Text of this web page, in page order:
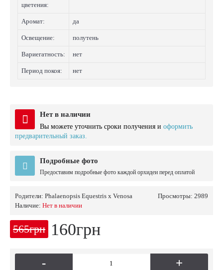
цветения:
Аромат: да
Освещение: полутень
Вариегатность: нет
Период покоя: нет
Нет в наличии
Вы можете уточнить сроки получения и оформить
предварительный заказ.
Подробные фото
Предоставим подробные фото каждой орхидеи перед оплатой
Просмотры: 2989
Родители: Phalaenopsis Equestris x Venosa
Наличие: Нет в наличии
565грн 160грн
- +